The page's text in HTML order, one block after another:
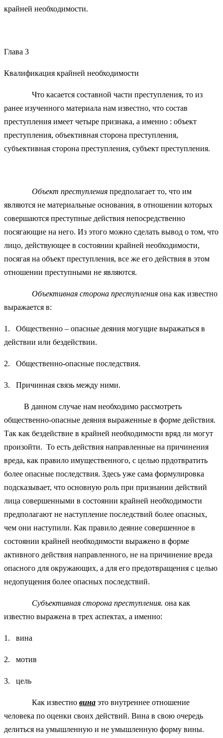
крайней необходимости.
Глава 3
Квалификация крайней необходимости
Что касается составной части преступления, то из
ранее изученного материала нам известно, что состав
преступления имеет четыре признака, а именно : объект
преступления, объективная сторона преступления,
субъективная сторона преступления, субъект преступления.
Объект преступления предполагает то, что им
являются не материальные основания, в отношении которых
совершаются преступные действия непосредственно
посягающие на него. Из этого можно сделать вывод о том, что
лицо, действующее в состоянии крайней необходимости,
посягая на объект преступления, все же его действия в этом
отношении преступными не являются.
Объективная сторона преступления она как известно
выражается в:
1. Общественно – опасные деяния могущие выражаться в
действии или бездействии.
2. Общественно-опасные последствия.
3. Причинная связь между ними.
В данном случае нам необходимо рассмотреть
общественно-опасные деяния выраженные в форме действия.
Так как бездействие в крайней необходимости вряд ли могут
произойти. То есть действия направленные на причинения
вреда, как правило имущественного, с целью прдотвратить
более опасные последствия. Здесь уже сама формулировка
подсказывает, что основную роль при признании действий
лица совершенными в состоянии крайней необходимости
предполагают не наступление последствий более опасных,
чем они наступили. Как правило деяние совершенное в
состоянии крайней необходимости выражено в форме
активного действия направленного, не на причинение вреда
опасного для окружающих, а для его предотвращения с целью
недопущения более опасных последствий.
Субъективная сторона преступления. она как
известно выражена в трех аспектах, а именно:
1. вина
2. мотив
3. цель
Как известно вина это внутреннее отношение
человека по оценки своих действий. Вина в свою очередь
делиться на умышленную и не умышленную форму вины.